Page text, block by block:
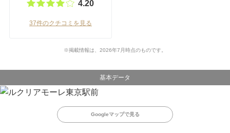
4.20
37件のクチコミを見る
※掲載情報は、2026年7月時点のものです。
基本データ
Googleマップで見る